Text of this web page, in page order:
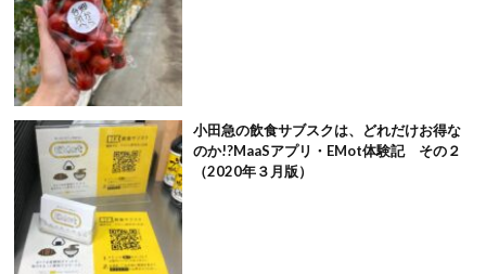
小田急の飲食サブスクは、どれだけお得な
のか!?MaaSアプリ・EMot体験記 その２
（2020年３月版）